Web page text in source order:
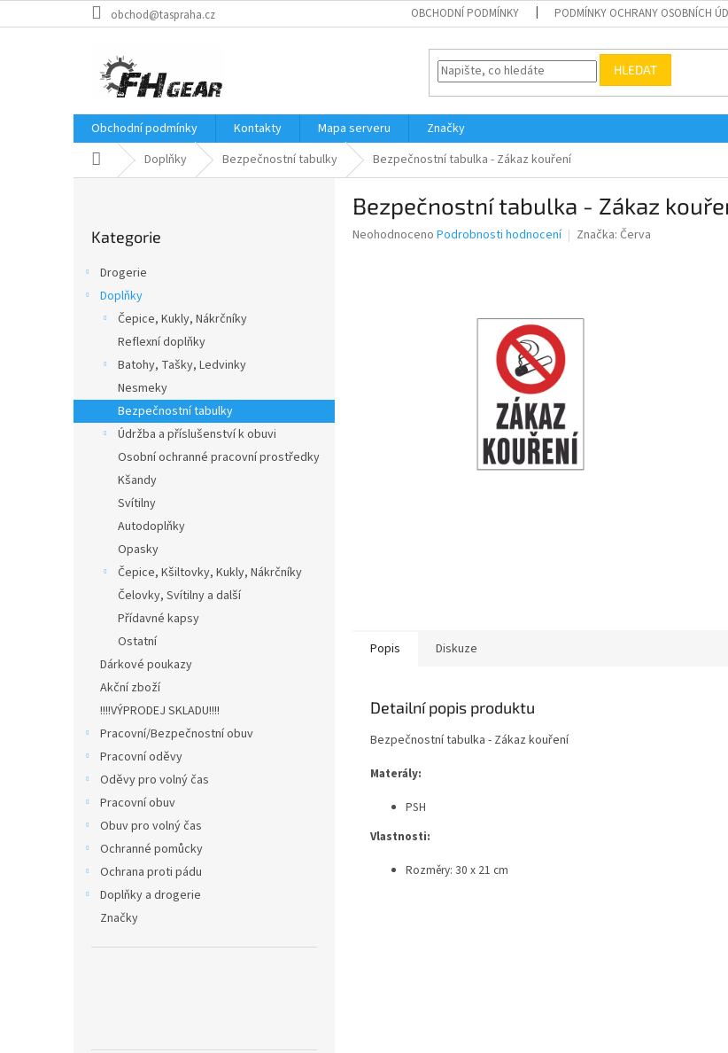
na
obchod@taspraha.cz OBCHODNÍ PODMÍNKY PODMÍNKY OCHRANY OSOBNÍCH
HLEDAT
Obchodní podmínky Kontakty Mapa serveru
Značky
Domů Doplňky Bezpečnostní tabulky Bezpečnostní tabulka - Zákaz kouření
n
e
kategorie
Kategorie
Drogerie
Doplňky
Čepice, Kukly, Nákrčníky
Reflexní doplňky
Batohy, Tašky, Ledvinky
Nesmeky
Bezpečnostní tabulky
Údržba a příslušenství k obuvi
Osobní ochranné pracovní prostředky
Kšandy
Svítilny
Autodoplňky
Opasky
Čepice, Kšiltovky, Kukly, Nákrčníky
Čelovky, Svítilny a další
Přídavné kapsy
Ostatní
Dárkové poukazy
Akční zboží
!!!!VÝPRODEJ SKLADU!!!!
Pracovní/Bezpečnostní obuv
Pracovní oděvy
Oděvy pro volný čas
Pracovní obuv
Obuv pro volný čas
Ochranné pomůcky
Ochrana proti pádu
Doplňky a drogerie
Značky
Bezpečnostní tabulka - Zákaz
Průměrné
Neohodnoceno Podrobnosti hodnocení Značka: Červa
Popis Diskuze
Detailní popis produktu
Bezpečnostní tabulka - Zákaz kouření
Materály:
PSH
Vlastnosti:
Rozměry: 30 x 21 cm